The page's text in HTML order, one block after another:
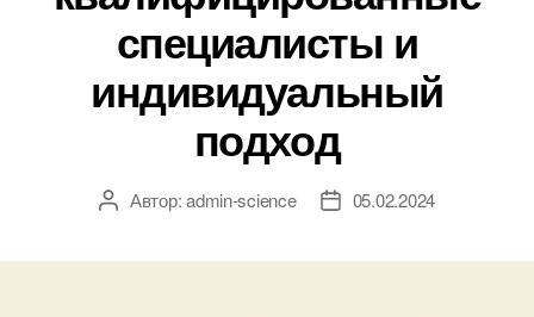
специалисты и
индивидуальный
подход
АвторАвтор:admin-science
Дата05.02.2024